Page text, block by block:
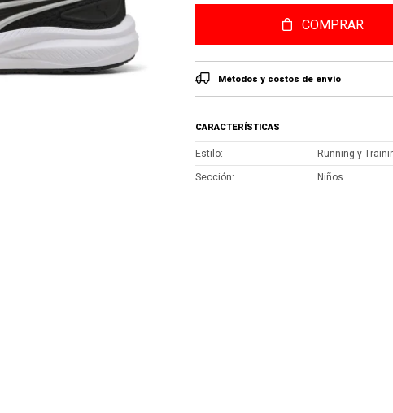
COMPRAR
Métodos y costos de envío
CARACTERÍSTICAS
Estilo
Running y
Sección
Niños